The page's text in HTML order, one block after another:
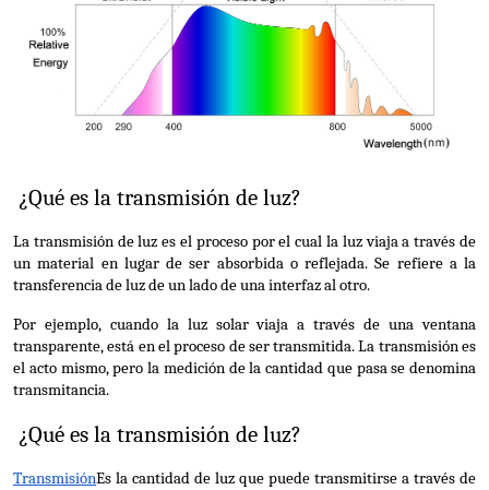
¿Qué es la transmisión de luz?
La transmisión de luz es el proceso por el cual la luz viaja a través de
un material en lugar de ser absorbida o reflejada. Se refiere a la
transferencia de luz de un lado de una interfaz al otro.
Por ejemplo, cuando la luz solar viaja a través de una ventana
transparente, está en el proceso de ser transmitida. La transmisión es
el acto mismo, pero la medición de la cantidad que pasa se denomina
transmitancia.
¿Qué es la transmisión de luz?
TransmisiónEs la cantidad de luz que puede transmitirse a través de